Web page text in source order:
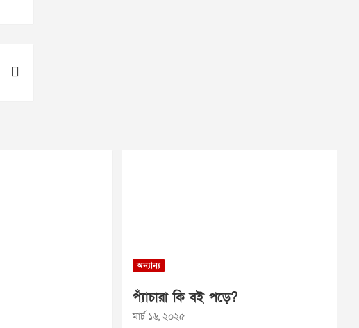
অন্যান্য
প্যাঁচারা কি বই পড়ে?
মার্চ ১৬, ২০২৫